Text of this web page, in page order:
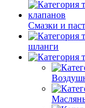
Смазки и
шланги